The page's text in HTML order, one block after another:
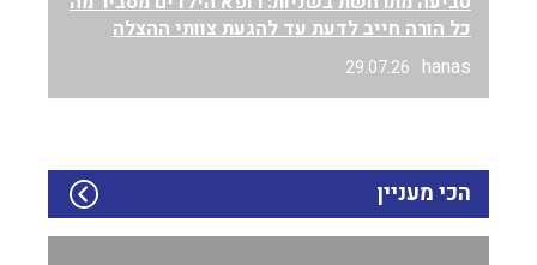
כל הורה חייב לדעת עד להגעת צוותי ההצלה
hanas
29.07.26
הכי מעניין